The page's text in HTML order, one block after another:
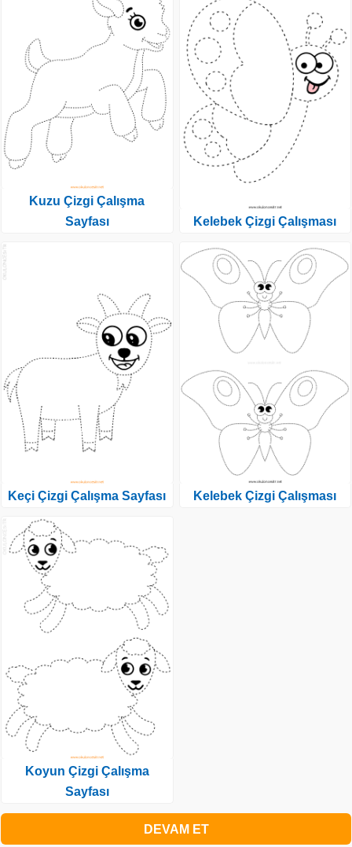
Kuzu Çizgi Çalışma
Sayfası
Keçi Çizgi Çalışma Sayfası
Koyun Çizgi Çalışma
Sayfası
Kelebek Çizgi Çalışması
Kelebek Çizgi Çalışması
DEVAM ET